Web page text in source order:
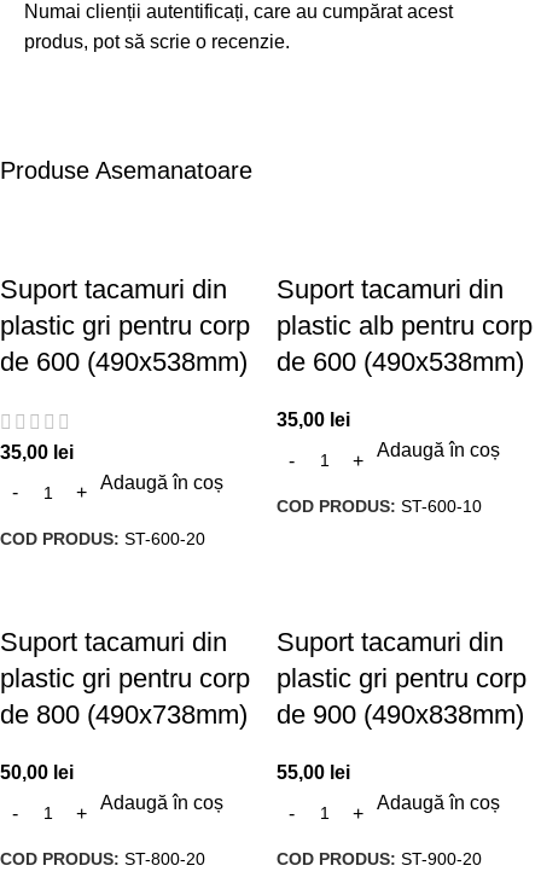
Numai clienții autentificați, care au cumpărat acest
produs, pot să scrie o recenzie.
Produse Asemanatoare
Suport tacamuri din
plastic gri pentru corp
de 600 (490x538mm)
35,00 lei
Adaugă în coș
COD PRODUS: ST-600-20
Suport tacamuri din
plastic alb pentru corp
de 600 (490x538mm)
35,00 lei
Adaugă în coș
COD PRODUS: ST-600-10
Suport tacamuri din
plastic gri pentru corp
de 800 (490x738mm)
50,00 lei
Adaugă în coș
COD PRODUS: ST-800-20
Suport tacamuri din
plastic gri pentru corp
de 900 (490x838mm)
55,00 lei
Adaugă în coș
COD PRODUS: ST-900-20